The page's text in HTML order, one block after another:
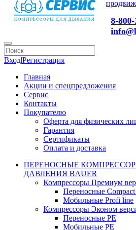
8-
Вход|Регистрация
Главная
Акции и спецпредложения
Сервис
Контакты
Покупателю
Оферта для физических
Гарантия
Сертификаты
Оплата и доставка
ПЕРЕНОСНЫЕ
ДАВЛЕНИЯ BAUER
Компрессоры Премиум
Переносные
Мобильные Profi line
Компрессоры Эконом
Переносные PE
Мобильные PE